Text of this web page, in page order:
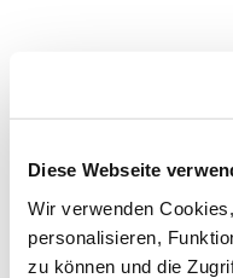
Diese Webseite
Wir verwenden
personalisieren,
zu können und die